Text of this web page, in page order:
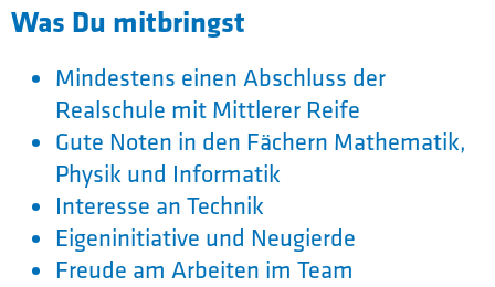
Was Du mitbringst
Mindestens einen Abschluss der
Realschule mit Mittlerer Reife
Gute Noten in den Fächern Mathematik,
Physik und Informatik
Interesse an Technik
Eigeninitiative und Neugierde
Freude am Arbeiten im Team